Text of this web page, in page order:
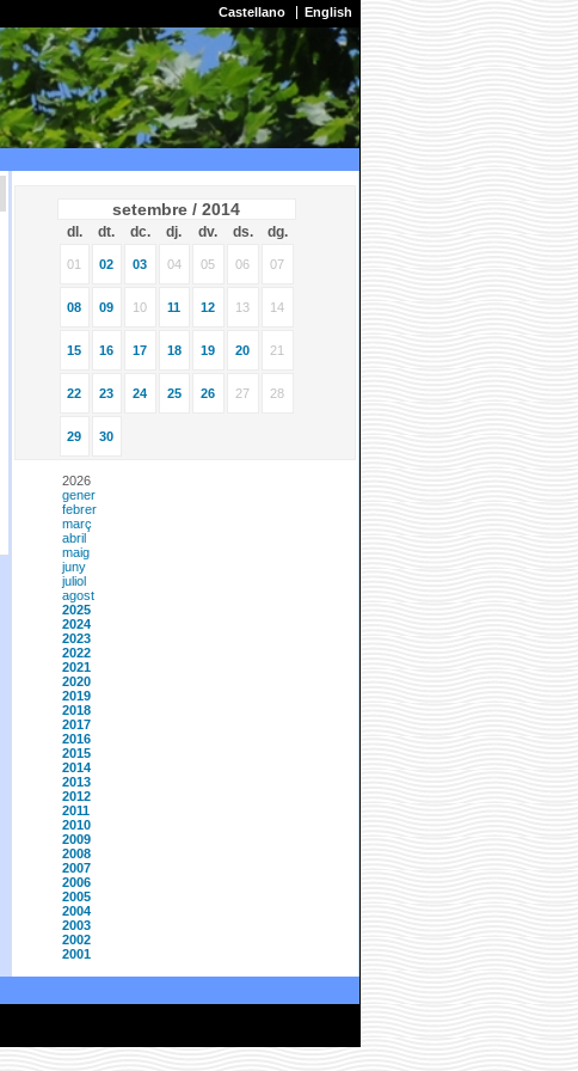
Castellano English
setembre / 2014
dl. dt. dc. dj. dv. ds. dg.
01 02 03 04 05 06 07
08 09 10 11 12 13 14
15 16 17 18 19 20 21
22 23 24 25 26 27 28
29 30
2026
gener
febrer
març
abril
maig
juny
juliol
agost
2025
2024
2023
2022
2021
2020
2019
2018
2017
2016
2015
2014
2013
2012
2011
2010
2009
2008
2007
2006
2005
2004
2003
2002
2001